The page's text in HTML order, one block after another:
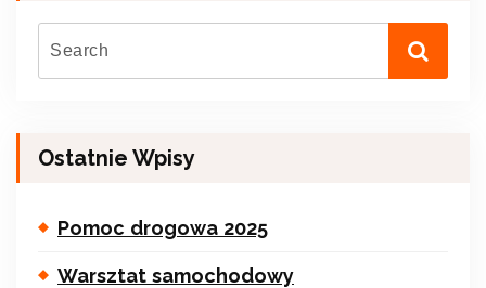
Ostatnie Wpisy
Pomoc drogowa 2025
Warsztat samochodowy